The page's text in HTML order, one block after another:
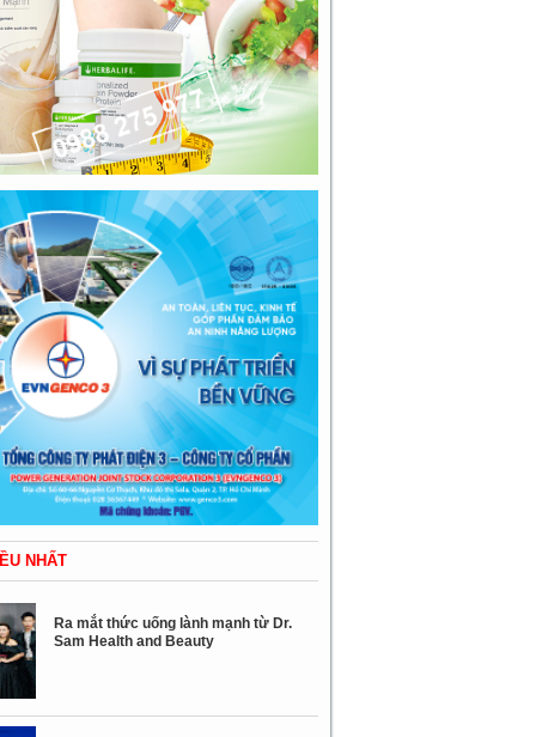
NHẤT
Ra mắt thức uống lành mạnh từ Dr.
Sam Health and Beauty